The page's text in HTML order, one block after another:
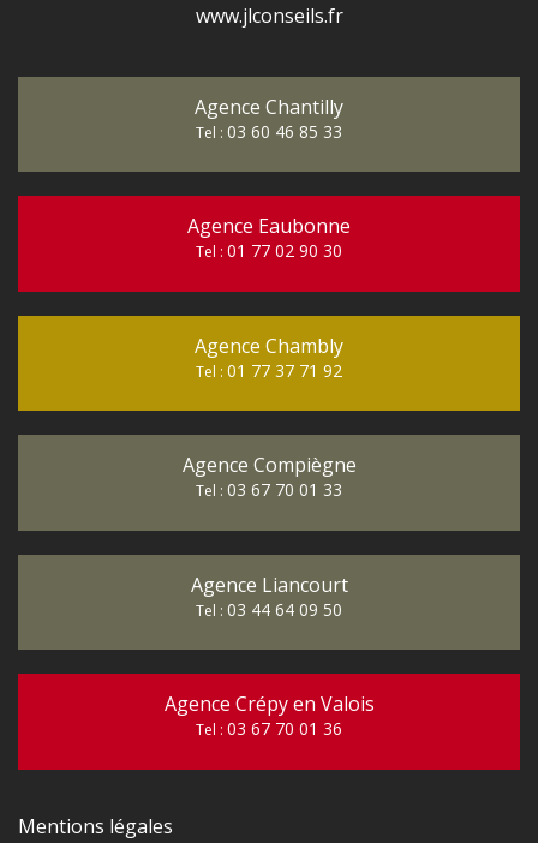
www.jlconseils.fr
Agence Chantilly
Tel : 03 60 46 85 33
Agence Eaubonne
Tel : 01 77 02 90 30
Agence Chambly
Tel : 01 77 37 71 92
Agence Compiègne
Tel : 03 67 70 01 33
Agence Liancourt
Tel : 03 44 64 09 50
Agence Crépy en Valois
Tel : 03 67 70 01 36
Mentions légales